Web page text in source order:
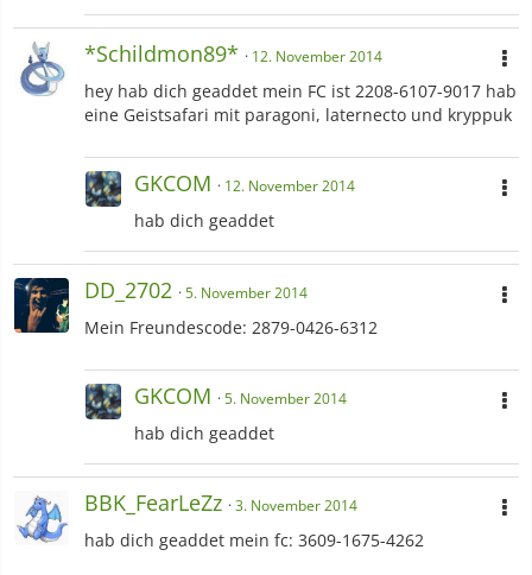
*Schildmon89* 12. November 2014
hey hab dich geaddet mein FC ist 2208-6107-9017 hab
eine Geistsafari mit paragoni, laternecto und kryppuk
GKCOM 12. November 2014
hab dich geaddet
DD_2702 5. November 2014
Mein Freundescode: 2879-0426-6312
GKCOM 5. November 2014
hab dich geaddet
BBK_FearLeZz 3. November 2014
hab dich geaddet mein fc: 3609-1675-4262